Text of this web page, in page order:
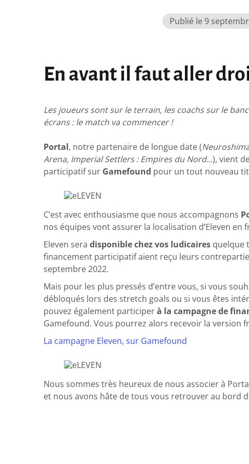
Publié le 9
En avant il faut aller
Les joueurs sont sur le terrain, les coachs sur le
écrans : le match va commencer !
Portal, notre partenaire de longue date (
Arena, Imperial Settlers : Empires du Nord...), vient
participatif sur Gamefound pour un tout nouveau
C’est avec enthousiasme que nous accompagnons
nos équipes vont assurer la localisation d’Eleven en
Eleven seradisponible chez vos ludicaires quelque
financement participatif aient reçu leurs
septembre 2022.
Mais pour les plus pressés d’entre vous, si vous
débloqués lors des stretch goals ou si vous êtes
pouvez également participerà la campagne de
Gamefound. Vous pourrez alors recevoir la version
La campagne Eleven, sur Gamefound
Nous sommes très heureux de nous associer à
et nous avons hâte de tous vous retrouver au bord